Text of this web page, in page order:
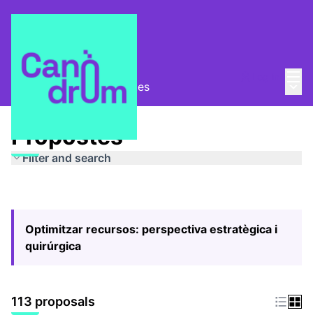
Pla Estratègic Propostes
Propostes
Filter and search
Optimitzar recursos: perspectiva estratègica i
quirúrgica
113 proposals